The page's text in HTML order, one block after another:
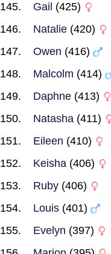
Gail (425)
Natalie (420)
Owen (416)
Malcolm (414)
Daphne (413)
Natasha (411)
Eileen (410)
Keisha (406)
Ruby (406)
Louis (401)
Evelyn (397)